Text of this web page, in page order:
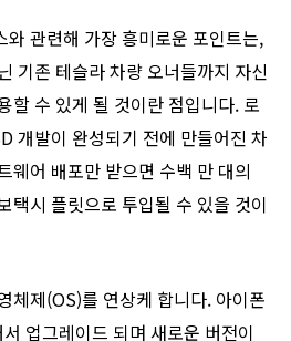
와 관련해 가장 흥미로운 포인트는,
기존 테슬라 차량 오너들까지 자신
할 수 있게 될 것이란 점입니다. 로
개발이 완성되기 전에 만들어진 차
웨어 배포만 받으면 수백 만 대의
택시 플릿으로 투입될 수 있을 것이
체제(OS)를 연상케 합니다. 아이폰
업그레이드 되며 새로운 버전이